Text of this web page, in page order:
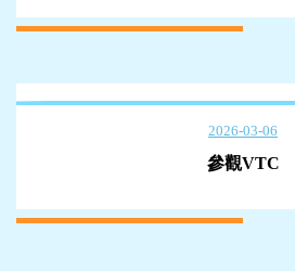
2026-03-06
參觀VTC